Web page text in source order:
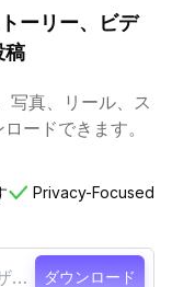
ーリー、ビデ
稿
真、リール、ス
ードできます。
Privacy-Focused
ダウンロード